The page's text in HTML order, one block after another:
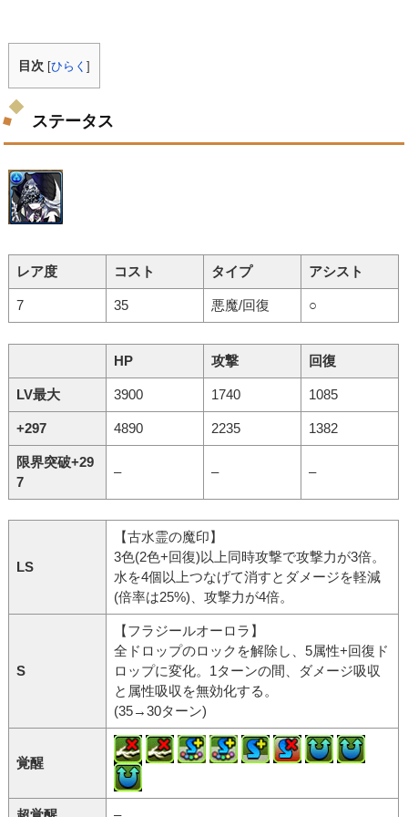
目次 [ひらく]
ステータス
レア度 コスト タイプ アシスト
7 35 悪魔/回復 ○
HP 攻撃 回復
LV最大 3900 1740 1085
+297 4890 2235 1382
限界突破+29
7
– – –
LS
【古水霊の魔印】
3色(2色+回復)以上同時攻撃で攻撃力が3倍。
水を4個以上つなげて消すとダメージを軽減
(倍率は25%)、攻撃力が4倍。
S
【フラジールオーロラ】
全ドロップのロックを解除し、5属性+回復ド
ロップに変化。1ターンの間、ダメージ吸収
と属性吸収を無効化する。
(35→30ターン)
覚醒